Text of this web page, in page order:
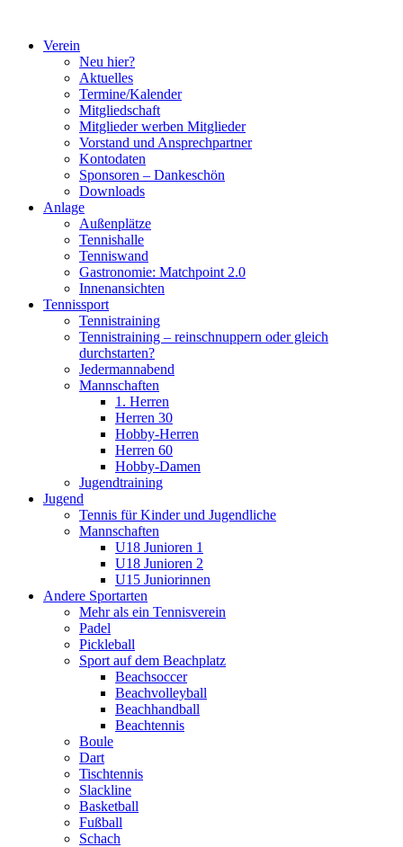
springenVerein
Neu hier?
Aktuelles
Termine/Kalender
Mitgliedschaft
Mitglieder werben Mitglieder
Vorstand und Ansprechpartner
Kontodaten
Sponsoren – Dankeschön
Downloads
Anlage
Außenplätze
Tennishalle
Tenniswand
Gastronomie: Matchpoint 2.0
Innenansichten
Tennissport
Tennistraining
Tennistraining – reinschnuppern oder gleich
durchstarten?
Jedermannabend
Mannschaften
1. Herren
Herren 30
Hobby-Herren
Herren 60
Hobby-Damen
Jugendtraining
Jugend
Tennis für Kinder und Jugendliche
Mannschaften
U18 Junioren 1
U18 Junioren 2
U15 Juniorinnen
Andere Sportarten
Mehr als ein Tennisverein
Padel
Pickleball
Sport auf dem Beachplatz
Beachsoccer
Beachvolleyball
Beachhandball
Beachtennis
Boule
Dart
Tischtennis
Slackline
Basketball
Fußball
Schach